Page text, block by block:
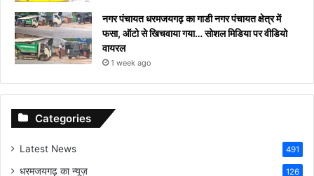
नगर पंचायत धरमजयगढ़ का गाडी नगर पंचायत क्षेत्र में
फसा, ऑटो से खिचवाया गया… सोशल मिडिया पर वीडियो
वायरल
1 week ago
Categories
Latest News 491
धरमजयगढ़ का न्यूज़ 126